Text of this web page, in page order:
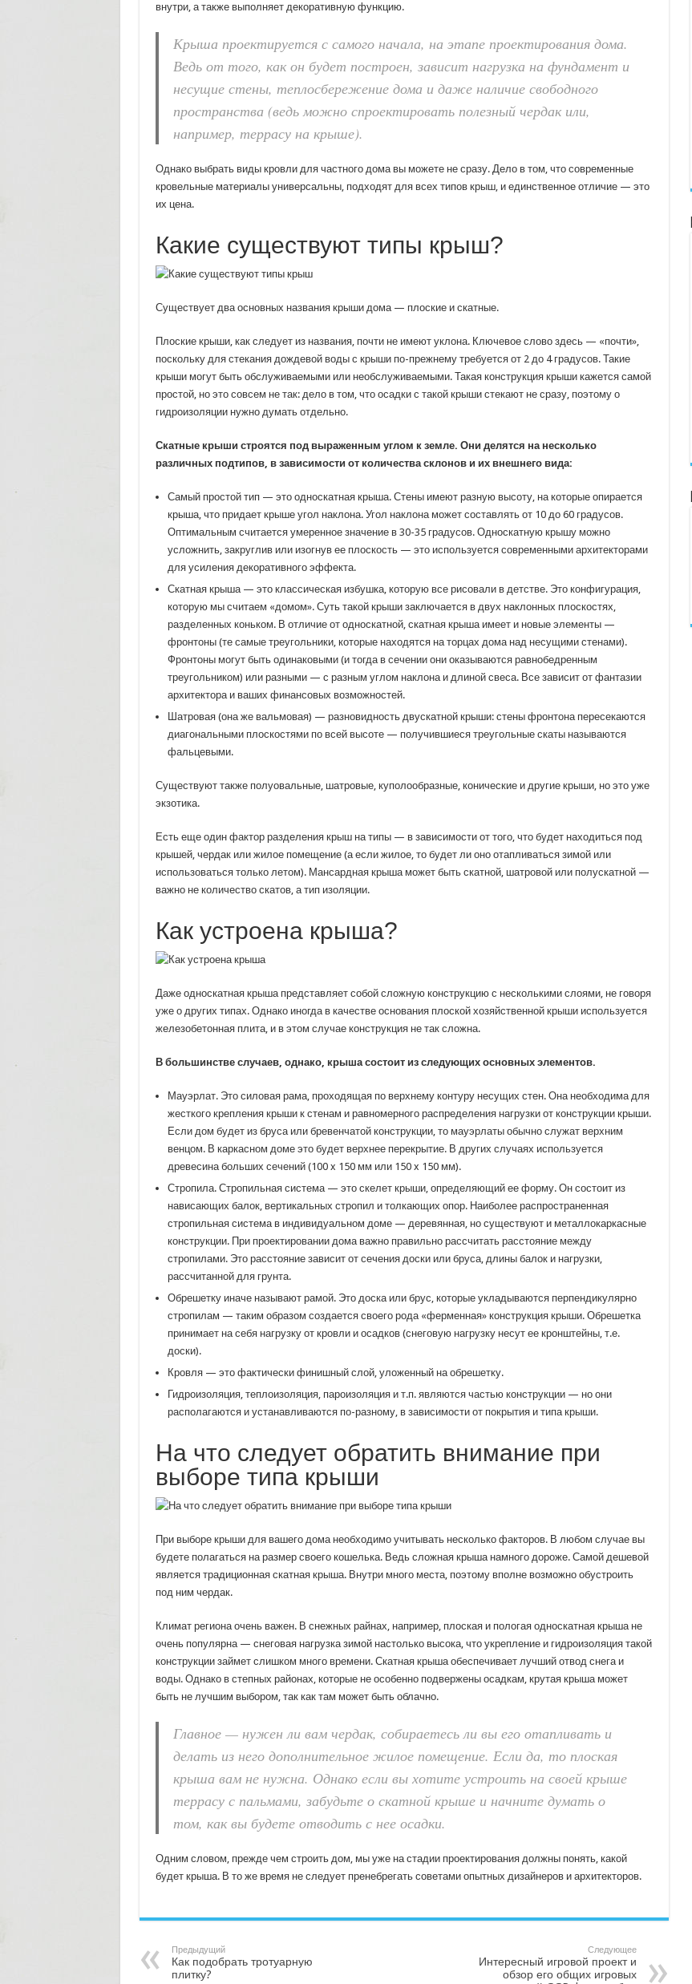
внутри, а также выполняет декоративную функцию.
Крыша проектируется с самого начала, на этапе проектирования дома.
Ведь от того, как он будет построен, зависит нагрузка на фундамент и
несущие стены, теплосбережение дома и даже наличие свободного
пространства (ведь можно спроектировать полезный чердак или,
например, террасу на крыше).
Однако выбрать виды кровли для частного дома вы можете не сразу. Дело в том, что современные
кровельные материалы универсальны, подходят для всех типов крыш, и единственное отличие — это
их цена.
Какие существуют типы крыш?
Существует два основных названия крыши дома — плоские и скатные.
Плоские крыши, как следует из названия, почти не имеют уклона. Ключевое слово здесь — «почти»,
поскольку для стекания дождевой воды с крыши по-прежнему требуется от 2 до 4 градусов. Такие
крыши могут быть обслуживаемыми или необслуживаемыми. Такая конструкция крыши кажется самой
простой, но это совсем не так: дело в том, что осадки с такой крыши стекают не сразу, поэтому о
гидроизоляции нужно думать отдельно.
Скатные крыши строятся под выраженным углом к земле. Они делятся на несколько
различных подтипов, в зависимости от количества склонов и их внешнего вида:
Самый простой тип — это односкатная крыша. Стены имеют разную высоту, на которые опирается
крыша, что придает крыше угол наклона. Угол наклона может составлять от 10 до 60 градусов.
Оптимальным считается умеренное значение в 30-35 градусов. Односкатную крышу можно
усложнить, закруглив или изогнув ее плоскость — это используется современными архитекторами
для усиления декоративного эффекта.
Скатная крыша — это классическая избушка, которую все рисовали в детстве. Это конфигурация,
которую мы считаем «домом». Суть такой крыши заключается в двух наклонных плоскостях,
разделенных коньком. В отличие от односкатной, скатная крыша имеет и новые элементы —
фронтоны (те самые треугольники, которые находятся на торцах дома над несущими стенами).
Фронтоны могут быть одинаковыми (и тогда в сечении они оказываются равнобедренным
треугольником) или разными — с разным углом наклона и длиной свеса. Все зависит от фантазии
архитектора и ваших финансовых возможностей.
Шатровая (она же вальмовая) — разновидность двускатной крыши: стены фронтона пересекаются
диагональными плоскостями по всей высоте — получившиеся треугольные скаты называются
фальцевыми.
Существуют также полуовальные, шатровые, куполообразные, конические и другие крыши, но это уже
экзотика.
Есть еще один фактор разделения крыш на типы — в зависимости от того, что будет находиться под
крышей, чердак или жилое помещение (а если жилое, то будет ли оно отапливаться зимой или
использоваться только летом). Мансардная крыша может быть скатной, шатровой или полускатной —
важно не количество скатов, а тип изоляции.
Как устроена крыша?
Даже односкатная крыша представляет собой сложную конструкцию с несколькими слоями, не говоря
уже о других типах. Однако иногда в качестве основания плоской хозяйственной крыши используется
железобетонная плита, и в этом случае конструкция не так сложна.
В большинстве случаев, однако, крыша состоит из следующих основных элементов.
Мауэрлат. Это силовая рама, проходящая по верхнему контуру несущих стен. Она необходима для
жесткого крепления крыши к стенам и равномерного распределения нагрузки от конструкции крыши.
Если дом будет из бруса или бревенчатой конструкции, то мауэрлаты обычно служат верхним
венцом. В каркасном доме это будет верхнее перекрытие. В других случаях используется
древесина больших сечений (100 x 150 мм или 150 x 150 мм).
Стропила. Стропильная система — это скелет крыши, определяющий ее форму. Он состоит из
нависающих балок, вертикальных стропил и толкающих опор. Наиболее распространенная
стропильная система в индивидуальном доме — деревянная, но существуют и металлокаркасные
конструкции. При проектировании дома важно правильно рассчитать расстояние между
стропилами. Это расстояние зависит от сечения доски или бруса, длины балок и нагрузки,
рассчитанной для грунта.
Обрешетку иначе называют рамой. Это доска или брус, которые укладываются перпендикулярно
стропилам — таким образом создается своего рода «ферменная» конструкция крыши. Обрешетка
принимает на себя нагрузку от кровли и осадков (снеговую нагрузку несут ее кронштейны, т.е.
доски).
Кровля — это фактически финишный слой, уложенный на обрешетку.
Гидроизоляция, теплоизоляция, пароизоляция и т.п. являются частью конструкции — но они
располагаются и устанавливаются по-разному, в зависимости от покрытия и типа крыши.
На что следует обратить внимание при
выборе типа крыши
При выборе крыши для вашего дома необходимо учитывать несколько факторов. В любом случае вы
будете полагаться на размер своего кошелька. Ведь сложная крыша намного дороже. Самой дешевой
является традиционная скатная крыша. Внутри много места, поэтому вполне возможно обустроить
под ним чердак.
Климат региона очень важен. В снежных райнах, например, плоская и пологая односкатная крыша не
очень популярна — снеговая нагрузка зимой настолько высока, что укрепление и гидроизоляция такой
конструкции займет слишком много времени. Скатная крыша обеспечивает лучший отвод снега и
воды. Однако в степных районах, которые не особенно подвержены осадкам, крутая крыша может
быть не лучшим выбором, так как там может быть облачно.
Главное — нужен ли вам чердак, собираетесь ли вы его отапливать и
делать из него дополнительное жилое помещение. Если да, то плоская
крыша вам не нужна. Однако если вы хотите устроить на своей крыше
террасу с пальмами, забудьте о скатной крыше и начните думать о
том, как вы будете отводить с нее осадки.
Одним словом, прежде чем строить дом, мы уже на стадии проектирования должны понять, какой
будет крыша. В то же время не следует пренебрегать советами опытных дизайнеров и архитекторов.
Предыдущий
Как подобрать тротуарную
плитку?
Следующее
Интересный игровой проект и
обзор его общих игровых